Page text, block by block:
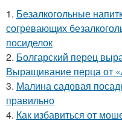
1. Безалкогольные
согревающих
посиделок
2. Болгарский перец
Выращивание перца от
3. Малина садовая
правильно
4. Как избавиться от